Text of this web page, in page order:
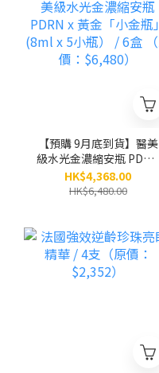
【預購 9月底到貨】醫美
級水光金濃縮安瓶 PDRN
x 黃金「小金瓶」(8ml x
5小瓶） / 6盒 （原價：
HK$4,368.00
HK$6,480.00